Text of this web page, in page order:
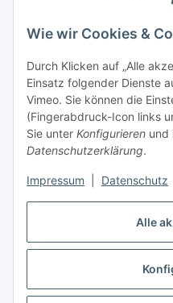
Alle
Wie wir Cookies &
Durch Klicken auf „Alle
Einsatz folgender Dienste
Vimeo. Sie können die
(Fingerabdruck-Icon links
Sie unter Konfigurieren und
Datenschutzerklärung.
Impressum Datenschutz
Vertrag